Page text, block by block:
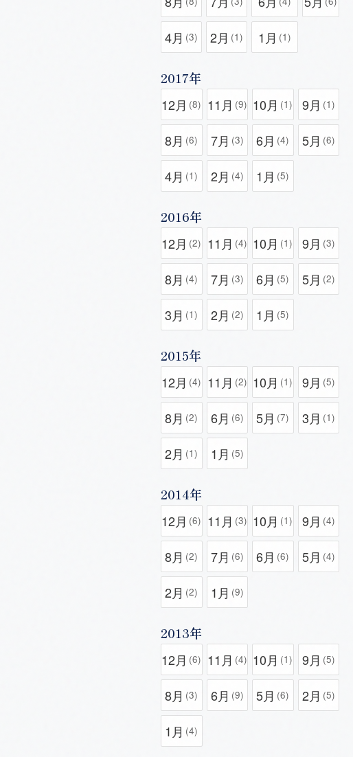
4月 (3) 2月 (1) 1月 (1)
2017年
12月 (8) 11月 (9) 10月 (1) 9月 (1)
8月 (6) 7月 (3) 6月 (4) 5月 (6)
4月 (1) 2月 (4) 1月 (5)
2016年
12月 (2) 11月 (4) 10月 (1) 9月 (3)
8月 (4) 7月 (3) 6月 (5) 5月 (2)
3月 (1) 2月 (2) 1月 (5)
2015年
12月 (4) 11月 (2) 10月 (1) 9月 (5)
8月 (2) 6月 (6) 5月 (7) 3月 (1)
2月 (1) 1月 (5)
2014年
12月 (6) 11月 (3) 10月 (1) 9月 (4)
8月 (2) 7月 (6) 6月 (6) 5月 (4)
2月 (2) 1月 (9)
2013年
12月 (6) 11月 (4) 10月 (1) 9月 (5)
8月 (3) 6月 (9) 5月 (6) 2月 (5)
1月 (4)